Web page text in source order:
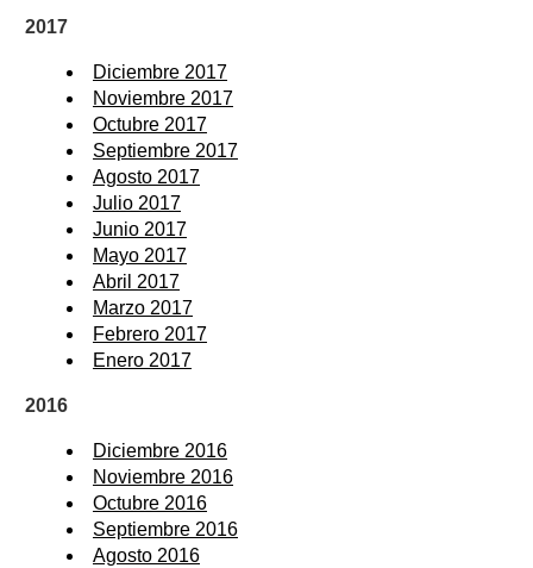
2017
Diciembre 2017
Noviembre 2017
Octubre 2017
Septiembre 2017
Agosto 2017
Julio 2017
Junio 2017
Mayo 2017
Abril 2017
Marzo 2017
Febrero 2017
Enero 2017
2016
Diciembre 2016
Noviembre 2016
Octubre 2016
Septiembre 2016
Agosto 2016